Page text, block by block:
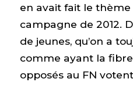
en avait fait le
campagne de 2012.
de jeunes, qu’on a
comme ayant la
opposés au FN